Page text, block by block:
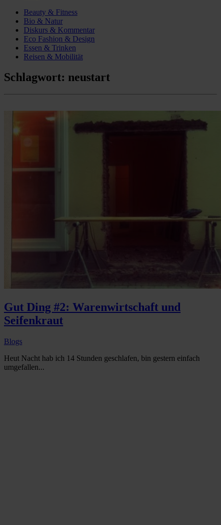
Beauty & Fitness
Bio & Natur
Diskurs & Kommentar
Eco Fashion & Design
Essen & Trinken
Reisen & Mobilität
Schlagwort: neustart
Gut Ding #2: Warenwirtschaft und
Seifenkraut
Blogs
Heut Nacht hab ich 14 Stunden geschlafen, bin gestern einfach
umgefallen...